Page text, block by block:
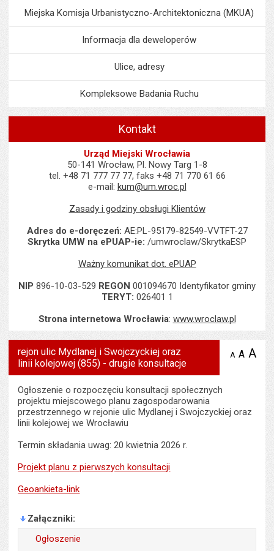
Miejska Komisja Urbanistyczno-Architektoniczna (MKUA)
Informacja dla deweloperów
Ulice, adresy
Kompleksowe Badania Ruchu
Kontakt
Urząd Miejski Wrocławia
50-141 Wrocław, Pl. Nowy Targ 1-8
tel. +48 71 777 77 77, faks +48 71 770 61 66
e-mail: kum@um.wroc.pl
Zasady i godziny obsługi Klientów
Adres do e-doręczeń: AE:PL-95179-82549-VVTFT-27
Skrytka UMW na ePUAP-ie: /umwroclaw/SkrytkaESP
Ważny komunikat dot. ePUAP
NIP 896-10-03-529 REGON 001094670 Identyfikator gminy
TERYT: 026401 1
Strona internetowa Wrocławia: www.wroclaw.pl
rejon ulic Mydlanej i Swojczyckiej oraz
linii kolejowej (855) - drugie konsultacje
A zmniejsz
A A
Ogłoszenie o rozpoczęciu konsultacji społecznych
projektu miejscowego planu zagospodarowania
przestrzennego w rejonie ulic Mydlanej i Swojczyckiej oraz
linii kolejowej we Wrocławiu
Termin składania uwag: 20 kwietnia 2026 r.
Projekt planu z pierwszych konsultacji
Geoankieta-link
Załączniki
Ogłoszenie